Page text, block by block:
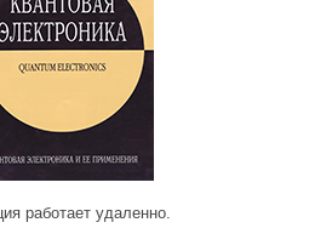
работает удаленно.